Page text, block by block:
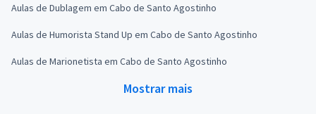
Aulas de Dublagem em Cabo de Santo Agostinho
Aulas de Humorista Stand Up em Cabo de Santo Agostinho
Aulas de Marionetista em Cabo de Santo Agostinho
Mostrar mais